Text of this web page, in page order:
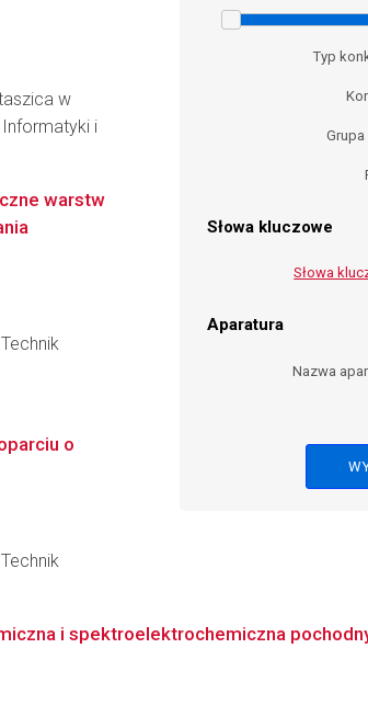
Typ
Grupa
Słowa kluczowe
Słowa
Aparatura
Nazwa
w
Informatyki i
warstw
o
i spektroelektrochemiczna